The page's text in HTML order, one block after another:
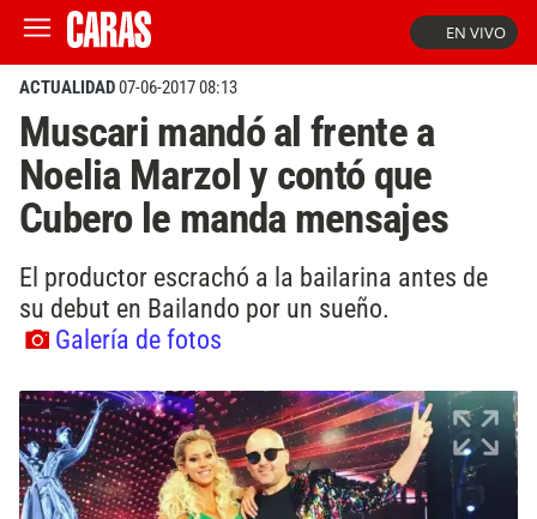
EN VIVO
ACTUALIDAD07-06-2017 08:13
Muscari mandó al frente a
Noelia Marzol y contó que
Cubero le manda mensajes
El productor escrachó a la bailarina antes de
su debut en Bailando por un sueño.
Galería de fotos